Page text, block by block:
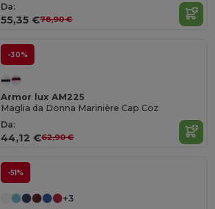
Da:
55,35 €78,90 €
-30%
Armor lux AM225
Maglia da Donna Marinière Cap Coz
Da:
44,12 €62,90 €
-51%
+3